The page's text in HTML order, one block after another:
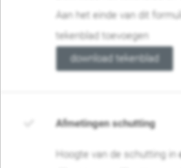
Aan het einde van dit
tekenblad toevoegen
download tekenblad
Afmetingen schutting
Hoogte van de schutting in